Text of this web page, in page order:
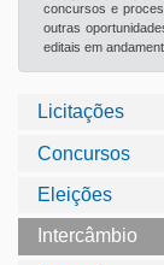
Licitações
Concursos
Eleições
Intercâmbio
concursos e
outras
editais em